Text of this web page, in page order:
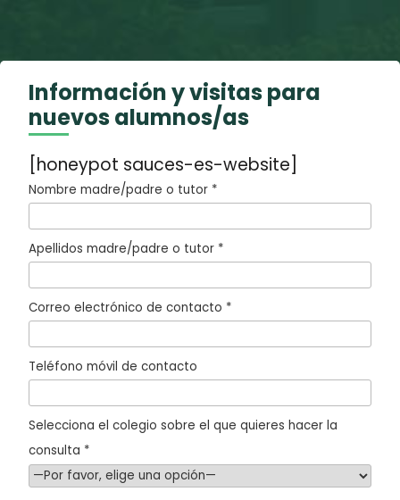
Información y visitas para
nuevos alumnos/as
[honeypot sauces-es-website]
Nombre madre/padre o tutor *
Apellidos madre/padre o tutor *
Correo electrónico de contacto *
Teléfono móvil de contacto
Selecciona el colegio sobre el que quieres hacer la
consulta *